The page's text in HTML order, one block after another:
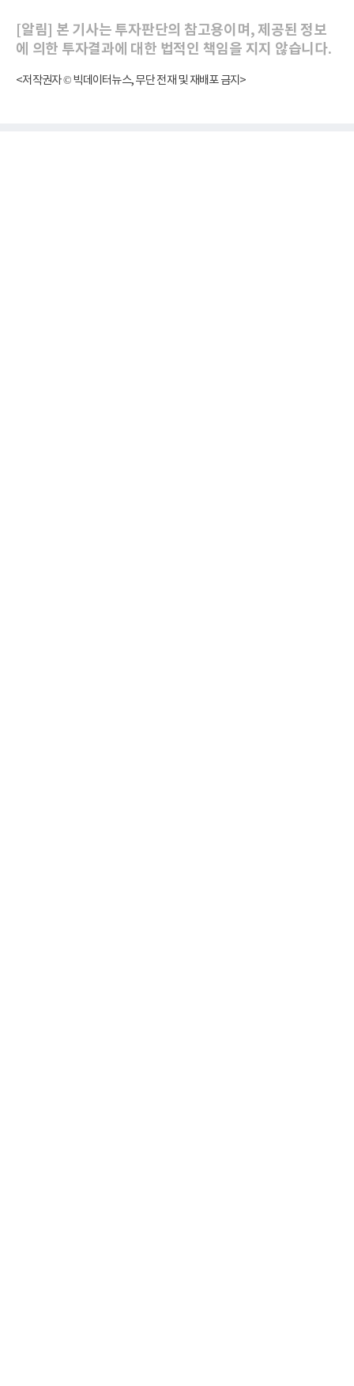
[알림] 본 기사는 투자판단의 참고용이며, 제공된 정보
에 의한 투자결과에 대한 법적인 책임을 지지 않습니다.
<저작권자 © 빅데이터뉴스, 무단 전재 및 재배포 금지>